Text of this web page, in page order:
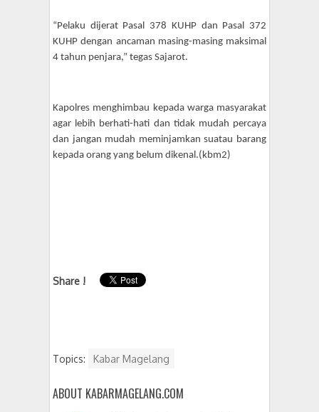
“Pelaku dijerat Pasal 378 KUHP dan Pasal 372
KUHP dengan ancaman masing-masing maksimal
4 tahun penjara,” tegas Sajarot.
Kapolres menghimbau kepada warga masyarakat
agar lebih berhati-hati dan tidak mudah percaya
dan jangan mudah meminjamkan suatau barang
kepada orang yang belum dikenal.(kbm2)
Share !
Topics: Kabar Magelang
ABOUT KABARMAGELANG.COM